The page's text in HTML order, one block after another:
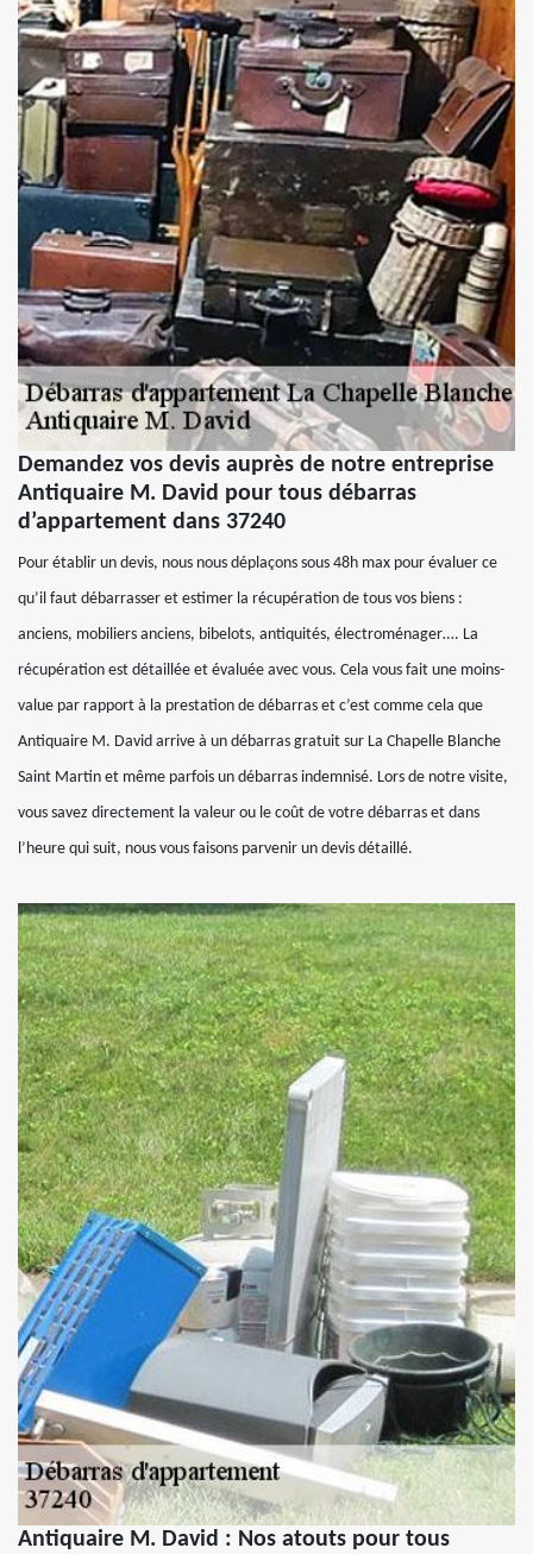
Demandez vos devis auprès de notre entreprise
Antiquaire M. David pour tous débarras
d’appartement dans 37240
Pour établir un devis, nous nous déplaçons sous 48h max pour évaluer ce
qu’il faut débarrasser et estimer la récupération de tous vos biens :
anciens, mobiliers anciens, bibelots, antiquités, électroménager…. La
récupération est détaillée et évaluée avec vous. Cela vous fait une moins-
value par rapport à la prestation de débarras et c’est comme cela que
Antiquaire M. David arrive à un débarras gratuit sur La Chapelle Blanche
Saint Martin et même parfois un débarras indemnisé. Lors de notre visite,
vous savez directement la valeur ou le coût de votre débarras et dans
l’heure qui suit, nous vous faisons parvenir un devis détaillé.
Antiquaire M. David : Nos atouts pour tous